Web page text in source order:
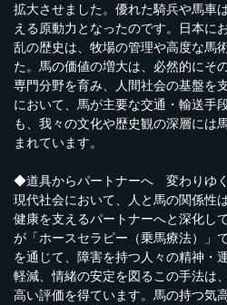
拡大させました。優れた騎兵や馬車
える原動力となったのです。日本に
乱の歴史は、牧場の管理や高度な馬
た。馬の価値の増大は、必然的にそ
専門分野を育み、人間社会の基盤を
において、馬が主要な交通・輸送手
も、我々の文化や歴史観の深層には
まれています。
◆道具からパートナーへ 変わりゆ
現代社会において、人と馬の関係性
健康を支えるパートナーへと深化し
が「ホースセラピー（乗馬療法）」
を通じて、障害を持つ人々の精神・
軽減、情緒の安定を図るこの手法は
高い評価を得ています。馬の持つ気